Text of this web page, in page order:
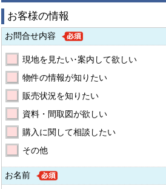
交野市倉治２丁目京阪交野線 交野市駅 徒歩18分
お客様の情報
お問合せ内容
現地を見たい･案内して欲しい
物件の情報が知りたい
販売状況を知りたい
資料・間取図が欲しい
購入に関して相談したい
その他
お名前